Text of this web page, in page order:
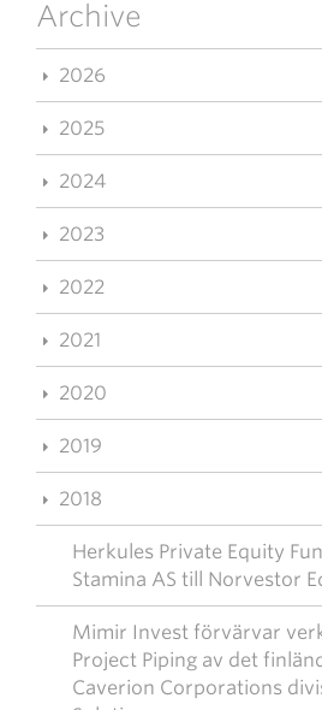
Archive
2026
2025
2024
2023
2022
2021
2020
2019
2018
Herkules Private Equity
Stamina AS till Norvestor
Mimir Invest förvärvar
Project Piping av det
Caverion Corporations